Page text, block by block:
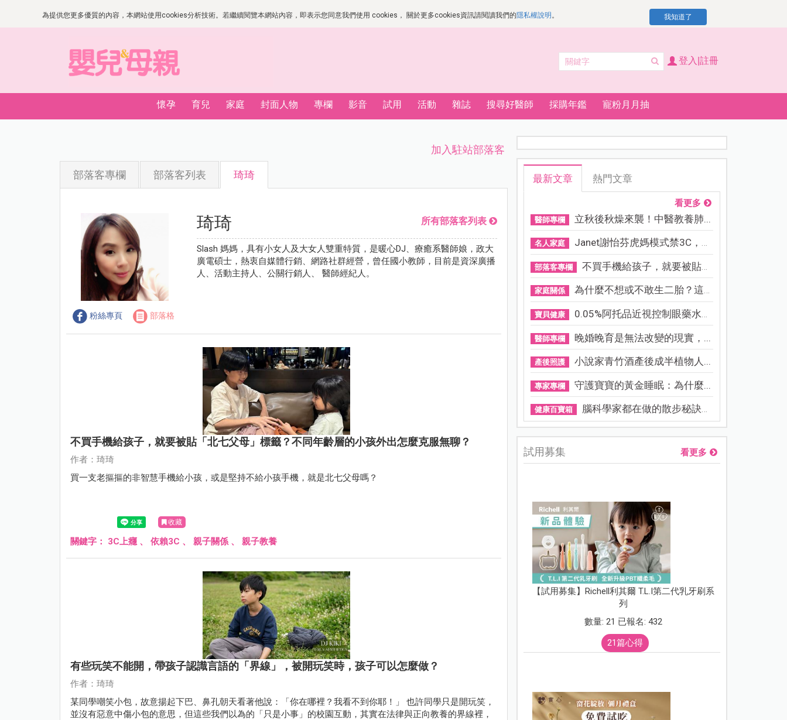
為提供您更多優質的內容，本網站使用cookies分析技術。若繼續閱覽本網站內容，即表示您同意我們使用 cookies， 關於更多cookies資訊請閱讀我們的隱私權說明 。 我知道了
登入|註冊
懷孕 育兒 家庭 封面人物 專欄 影音 試用 活動 雜誌 搜尋好醫師 採購年鑑 寵粉月月抽
加入駐站部落客
部落客專欄 部落客列表 琦琦
粉絲專頁 部落格
琦琦 所有部落客列表
Slash 媽媽，具有小女人及大女人雙重特質，是暖心DJ、療癒系醫師娘，政大
廣電碩士，熱衷自媒體行銷、網路社群經營，曾任國小教師，目前是資深廣播
人、活動主持人、公關行銷人、 醫師經紀人。
不買手機給孩子，就要被貼「北七父母」標籤？不同年齡層的小孩外出怎麼克服無聊？
作者：琦琦
買一支老摳摳的非智慧手機給小孩，或是堅持不給小孩手機，就是北七父母嗎？
收藏
關鍵字： 3C上癮 、 依賴3C 、 親子關係 、 親子教養
有些玩笑不能開，帶孩子認識言語的「界線」，被開玩笑時，孩子可以怎麼做？
作者：琦琦
某同學嘲笑小包，故意揚起下巴、鼻孔朝天看著他說：「你在哪裡？我看不到你耶！」 也許同學只是開玩笑，
並沒有惡意中傷小包的意思，但這些我們以為的「只是小事」的校園互動，其實在法律與正向教養的界線裡，
最新文章 熱門文章
看更多
醫師專欄 立秋後秋燥來襲！中醫教養肺...
名人家庭 Janet謝怡芬虎媽模式禁3C，看...
部落客專欄 不買手機給孩子，就要被貼「...
家庭關係 為什麼不想或不敢生二胎？這8...
寶貝健康 0.05%阿托品近視控制眼藥水納...
醫師專欄 晚婚晚育是無法改變的現實，...
產後照護 小說家青竹酒產後成半植物人...
專家專欄 守護寶寶的黃金睡眠：為什麼...
健康百寶箱 腦科學家都在做的散步秘訣！...
試用募集 看更多
【試用募集】Richell利其爾 T.L.I第二代乳牙刷系
列
數量: 21 已報名: 432
21篇心得